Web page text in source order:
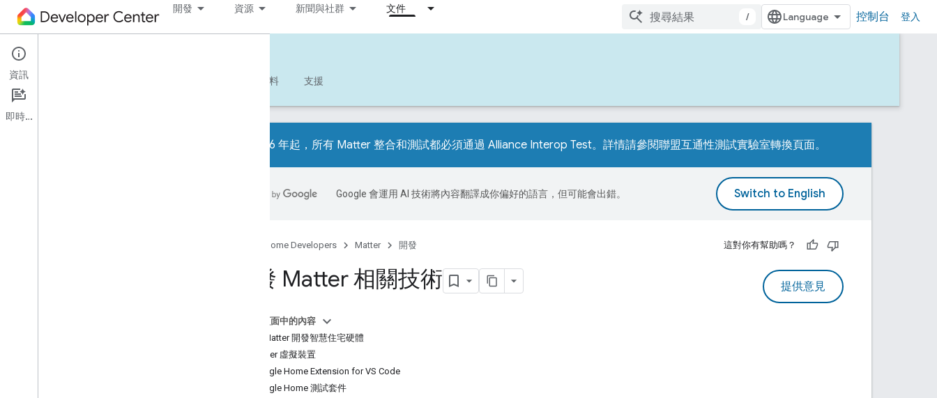
開發 資源 新聞與社群 文件
/ 控制台 登入
Matter
開始使用 參考資料 支援
2026 年起，所有 Matter 整合和測試都必須通過 Alliance Interop Test。詳情請參閱聯盟互通性測試實驗室轉換頁面。
Google 會運用 AI 技術將內容翻譯成你偏好的語言，但可能會出錯。
Google Home Developers Matter 開發 這對你有幫助嗎？
提供意見
開發 Matter 相關技術
這個頁面中的內容
使用 Matter 開發智慧住宅硬體
Matter 虛擬裝置
Google Home Extension for VS Code
Google Home 測試套件
資訊
即時通訊